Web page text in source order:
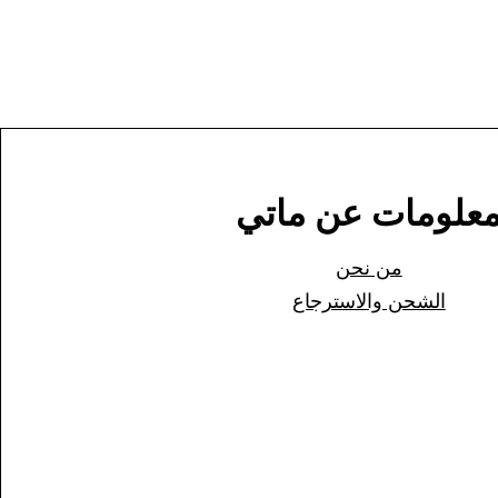
عن ماتي
من نحن
الشحن والاسترجاع